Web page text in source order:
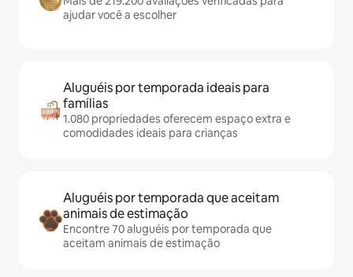
ajudar você a escolher
Aluguéis por temporada ideais para
famílias
1.080 propriedades oferecem espaço extra e
comodidades ideais para crianças
Aluguéis por temporada que aceitam
animais de estimação
Encontre 70 aluguéis por temporada que
aceitam animais de estimação